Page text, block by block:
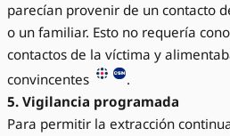
parecían provenir de un contacto
o un familiar. Esto no requería
contactos de la víctima y
convincentes
.
5. Vigilancia programada
Para permitir la extracción